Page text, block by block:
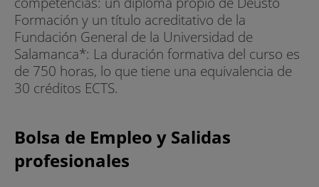
Formación y un título acreditativo de la
Fundación General de la Universidad de
Salamanca*: La duración formativa del curso es
de 750 horas, lo que tiene una equivalencia de
30 créditos ECTS.
Bolsa de Empleo y Salidas
profesionales